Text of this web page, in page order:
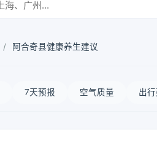
/ 阿合奇县健康养生建议
7天预报 空气质量 出